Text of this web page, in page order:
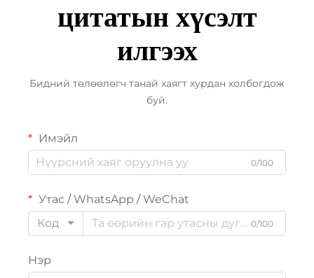
цитатын хүсэлт
илгээх
Бидний төлөөлөгч танай хаягт хурдан холбогдож
буй.
Имэйл
0/100
Утас / WhatsApp / WeChat
Код
0/100
Нэр